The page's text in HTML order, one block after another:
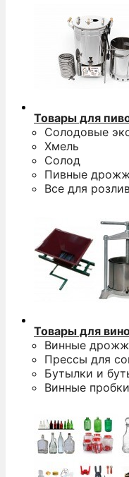
Товары для
Солодовые
Хмель
Солод
Пивные
Все для
Товары для
Винные
Прессы для
Бутылки и
Винные